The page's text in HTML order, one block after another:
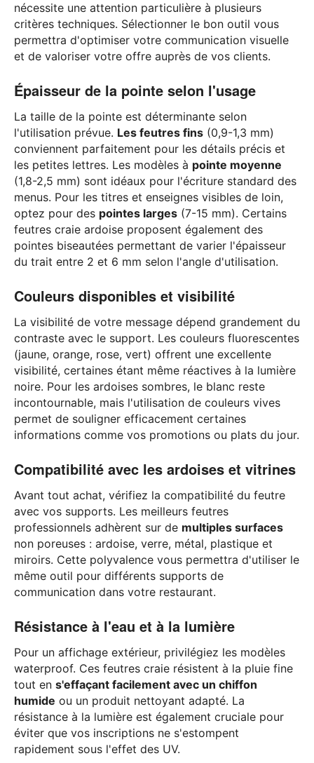
nécessite une attention particulière à plusieurs
critères techniques. Sélectionner le bon outil vous
permettra d'optimiser votre communication visuelle
et de valoriser votre offre auprès de vos clients.
Épaisseur de la pointe selon l'usage
La taille de la pointe est déterminante selon
l'utilisation prévue. Les feutres fins (0,9-1,3 mm)
conviennent parfaitement pour les détails précis et
les petites lettres. Les modèles à pointe moyenne
(1,8-2,5 mm) sont idéaux pour l'écriture standard des
menus. Pour les titres et enseignes visibles de loin,
optez pour des pointes larges (7-15 mm). Certains
feutres craie ardoise proposent également des
pointes biseautées permettant de varier l'épaisseur
du trait entre 2 et 6 mm selon l'angle d'utilisation.
Couleurs disponibles et visibilité
La visibilité de votre message dépend grandement du
contraste avec le support. Les couleurs fluorescentes
(jaune, orange, rose, vert) offrent une excellente
visibilité, certaines étant même réactives à la lumière
noire. Pour les ardoises sombres, le blanc reste
incontournable, mais l'utilisation de couleurs vives
permet de souligner efficacement certaines
informations comme vos promotions ou plats du jour.
Compatibilité avec les ardoises et vitrines
Avant tout achat, vérifiez la compatibilité du feutre
avec vos supports. Les meilleurs feutres
professionnels adhèrent sur de multiples surfaces
non poreuses : ardoise, verre, métal, plastique et
miroirs. Cette polyvalence vous permettra d'utiliser le
même outil pour différents supports de
communication dans votre restaurant.
Résistance à l'eau et à la lumière
Pour un affichage extérieur, privilégiez les modèles
waterproof. Ces feutres craie résistent à la pluie fine
tout en s'effaçant facilement avec un chiffon
humide ou un produit nettoyant adapté. La
résistance à la lumière est également cruciale pour
éviter que vos inscriptions ne s'estompent
rapidement sous l'effet des UV.